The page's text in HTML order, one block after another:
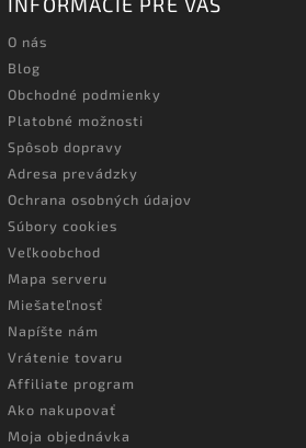
O nás
Blog
Obchodné podmienky
Platobné možnosti
Spôsob dopravy
Adresa prevádzky
Ochrana osobných údajov
Súbory cookies
Veľkoobchod
Mapa serveru
Miešateľnosť
Napíšte nám
Vrátenie tovaru
Affiliate program
Ako nakupovať
Moja objednávka